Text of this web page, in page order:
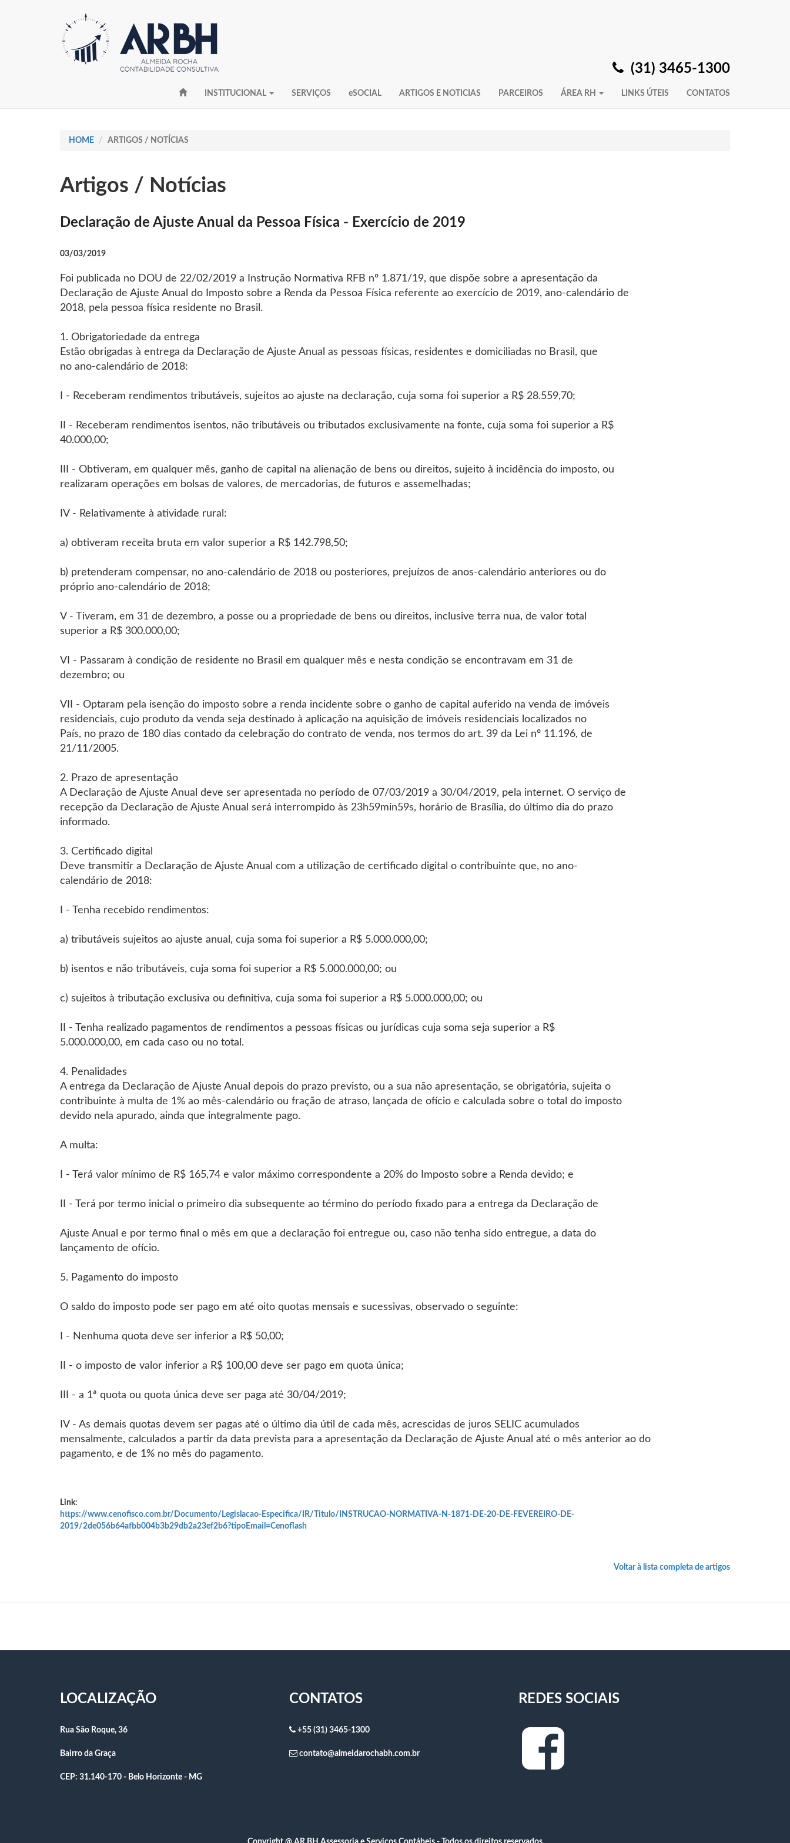
(31) 3465-1300
INSTITUCIONAL SERVIÇOS eSOCIAL ARTIGOS E NOTICIAS PARCEIROS ÁREA RH LINKS ÚTEIS CONTATOS
HOME ARTIGOS / NOTÍCIAS
Artigos / Notícias
Declaração de Ajuste Anual da Pessoa Física - Exercício de 2019
03/03/2019
Foi publicada no DOU de 22/02/2019 a Instrução Normativa RFB nº 1.871/19, que dispõe sobre a apresentação da
Declaração de Ajuste Anual do Imposto sobre a Renda da Pessoa Física referente ao exercício de 2019, ano-calendário de
2018, pela pessoa física residente no Brasil.
1. Obrigatoriedade da entrega
Estão obrigadas à entrega da Declaração de Ajuste Anual as pessoas físicas, residentes e domiciliadas no Brasil, que
no ano-calendário de 2018:
I - Receberam rendimentos tributáveis, sujeitos ao ajuste na declaração, cuja soma foi superior a R$ 28.559,70;
II - Receberam rendimentos isentos, não tributáveis ou tributados exclusivamente na fonte, cuja soma foi superior a R$
40.000,00;
III - Obtiveram, em qualquer mês, ganho de capital na alienação de bens ou direitos, sujeito à incidência do imposto, ou
realizaram operações em bolsas de valores, de mercadorias, de futuros e assemelhadas;
IV - Relativamente à atividade rural:
a) obtiveram receita bruta em valor superior a R$ 142.798,50;
b) pretenderam compensar, no ano-calendário de 2018 ou posteriores, prejuízos de anos-calendário anteriores ou do
próprio ano-calendário de 2018;
V - Tiveram, em 31 de dezembro, a posse ou a propriedade de bens ou direitos, inclusive terra nua, de valor total
superior a R$ 300.000,00;
VI - Passaram à condição de residente no Brasil em qualquer mês e nesta condição se encontravam em 31 de
dezembro; ou
VII - Optaram pela isenção do imposto sobre a renda incidente sobre o ganho de capital auferido na venda de imóveis
residenciais, cujo produto da venda seja destinado à aplicação na aquisição de imóveis residenciais localizados no
País, no prazo de 180 dias contado da celebração do contrato de venda, nos termos do art. 39 da Lei nº 11.196, de
21/11/2005.
2. Prazo de apresentação
A Declaração de Ajuste Anual deve ser apresentada no período de 07/03/2019 a 30/04/2019, pela internet. O serviço de
recepção da Declaração de Ajuste Anual será interrompido às 23h59min59s, horário de Brasília, do último dia do prazo
informado.
3. Certificado digital
Deve transmitir a Declaração de Ajuste Anual com a utilização de certificado digital o contribuinte que, no ano-
calendário de 2018:
I - Tenha recebido rendimentos:
a) tributáveis sujeitos ao ajuste anual, cuja soma foi superior a R$ 5.000.000,00;
b) isentos e não tributáveis, cuja soma foi superior a R$ 5.000.000,00; ou
c) sujeitos à tributação exclusiva ou definitiva, cuja soma foi superior a R$ 5.000.000,00; ou
II - Tenha realizado pagamentos de rendimentos a pessoas físicas ou jurídicas cuja soma seja superior a R$
5.000.000,00, em cada caso ou no total.
4. Penalidades
A entrega da Declaração de Ajuste Anual depois do prazo previsto, ou a sua não apresentação, se obrigatória, sujeita o
contribuinte à multa de 1% ao mês-calendário ou fração de atraso, lançada de ofício e calculada sobre o total do imposto
devido nela apurado, ainda que integralmente pago.
A multa:
I - Terá valor mínimo de R$ 165,74 e valor máximo correspondente a 20% do Imposto sobre a Renda devido; e
II - Terá por termo inicial o primeiro dia subsequente ao término do período fixado para a entrega da Declaração de
Ajuste Anual e por termo final o mês em que a declaração foi entregue ou, caso não tenha sido entregue, a data do
lançamento de ofício.
5. Pagamento do imposto
O saldo do imposto pode ser pago em até oito quotas mensais e sucessivas, observado o seguinte:
I - Nenhuma quota deve ser inferior a R$ 50,00;
II - o imposto de valor inferior a R$ 100,00 deve ser pago em quota única;
III - a 1ª quota ou quota única deve ser paga até 30/04/2019;
IV - As demais quotas devem ser pagas até o último dia útil de cada mês, acrescidas de juros SELIC acumulados
mensalmente, calculados a partir da data prevista para a apresentação da Declaração de Ajuste Anual até o mês anterior ao do
pagamento, e de 1% no mês do pagamento.
Link:
https://www.cenofisco.com.br/Documento/Legislacao-Especifica/IR/Titulo/INSTRUCAO-NORMATIVA-N-1871-DE-20-DE-FEVEREIRO-DE-
2019/2de056b64afbb004b3b29db2a23ef2b6?tipoEmail=Cenoflash
Voltar à lista completa de artigos
LOCALIZAÇÃO
Rua São Roque, 36
Bairro da Graça
CEP: 31.140-170 - Belo Horizonte - MG
CONTATOS
+55 (31) 3465-1300
contato@almeidarochabh.com.br
REDES SOCIAIS